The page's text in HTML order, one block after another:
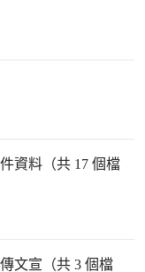
資料（共 17 個檔
文宣（共 3 個檔